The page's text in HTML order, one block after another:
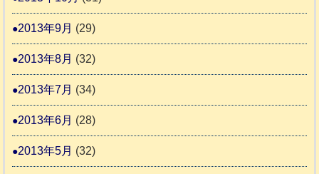
2013年9月 (29)
2013年8月 (32)
2013年7月 (34)
2013年6月 (28)
2013年5月 (32)